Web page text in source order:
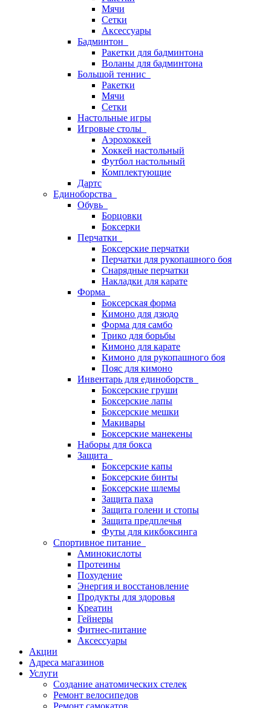
Мячи
Сетки
Аксессуары
Бадминтон
Ракетки для бадминтона
Воланы для бадминтона
Большой теннис
Ракетки
Мячи
Сетки
Настольные игры
Игровые столы
Аэрохоккей
Хоккей настольный
Футбол настольный
Комплектующие
Дартс
Единоборства
Обувь
Борцовки
Боксерки
Перчатки
Боксерские перчатки
Перчатки для рукопашного боя
Снарядные перчатки
Накладки для карате
Форма
Боксерская форма
Кимоно для дзюдо
Форма для самбо
Трико для борьбы
Кимоно для карате
Кимоно для рукопашного боя
Пояс для кимоно
Инвентарь для единоборств
Боксерские груши
Боксерские лапы
Боксерские мешки
Макивары
Боксерские манекены
Наборы для бокса
Защита
Боксерские капы
Боксерские бинты
Боксерские шлемы
Защита паха
Защита голени и стопы
Защита предплечья
Футы для кикбоксинга
Спортивное питание
Аминокислоты
Протеины
Похудение
Энергия и восстановление
Продукты для здоровья
Креатин
Гейнеры
Фитнес-питание
Аксессуары
Акции
Адреса магазинов
Услуги
Создание анатомических стелек
Ремонт велосипедов
Ремонт самокатов